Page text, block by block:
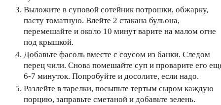
Выложите в суповой сотейник потрошки, обжарку,
пасту томатную. Влейте 2 стакана бульона,
перемешайте и около 10 минут варите на малом огне
под крышкой.
Добавьте фасоль вместе с соусом из банки. Следом
перец чили. Снова помешайте суп и проварите его
6-7 минуток. Попробуйте и досолите, если надо.
Разлейте в тарелки, посыпьте тертым сыром каждую
порцию, заправьте сметаной и добавьте зелень.